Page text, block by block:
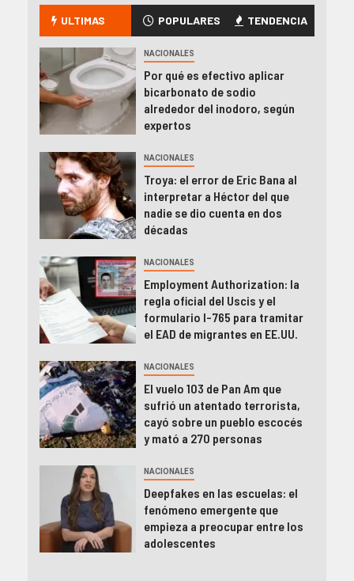
ULTIMAS POPULARES TENDENCIA
NACIONALES
Por qué es efectivo aplicar
bicarbonato de sodio
alrededor del inodoro, según
expertos
NACIONALES
Troya: el error de Eric Bana al
interpretar a Héctor del que
nadie se dio cuenta en dos
décadas
NACIONALES
Employment Authorization: la
regla oficial del Uscis y el
formulario I-765 para tramitar
el EAD de migrantes en EE.UU.
NACIONALES
El vuelo 103 de Pan Am que
sufrió un atentado terrorista,
cayó sobre un pueblo escocés
y mató a 270 personas
NACIONALES
Deepfakes en las escuelas: el
fenómeno emergente que
empieza a preocupar entre los
adolescentes